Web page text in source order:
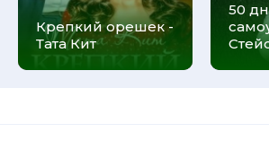
Крепкий орешек -
Тата Кит
50